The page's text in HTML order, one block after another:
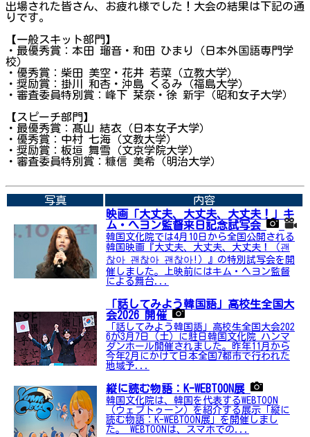
出場された皆さん、お疲れ様でした！大会の結果は下記の通
りです。
【一般スキット部門】
・最優秀賞：本田 瑠音・和田 ひまり（日本外国語専門学
校）
・優秀賞：柴田 美空・花井 若菜（立教大学）
・奨励賞：掛川 和杏・沖島 くるみ（福島大学）
・審査委員特別賞：峰下 栞奈・徐 新宇（昭和女子大学）
【スピーチ部門】
・最優秀賞：髙山 結衣（日本女子大学）
・優秀賞：中村 七海（文教大学）
・奨励賞：板垣 舞雪（文京学院大学）
・審査委員特別賞：糠信 美希（明治大学）
写真
内容
映画「大丈夫、大丈夫、大丈夫！」キ
ム・へヨン監督来日記念試写会
韓国文化院では4月10日から全国公開される
韓国映画『大丈夫、大丈夫、大丈夫！（괜
찮아 괜찮아 괜찮아!）』の特別試写会を開
催しました。上映前にはキム・ヘヨン監督
による舞台...
「話してみよう韓国語」高校生全国大
会2026 開催
「話してみよう韓国語」高校生全国大会202
6が3月7日（土）に駐日韓国文化院 ハンマ
ダンホール開催されました。昨年11月から
今年2月にかけて日本全国7都市で行われた
地域予...
縦に読む物語：K-WEBTOON展
韓国文化院は、韓国を代表するWEBTOON
（ウェブトゥーン）を紹介する展示「縦に
読む物語：K-WEBTOON展」を開催しまし
た。 WEBTOONは、スマホでの...